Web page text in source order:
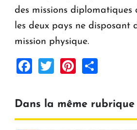
des missions diplomatiques
les deux pays ne disposant
mission physique.
Facebook
TwitterPinterest
Dans la même rubrique